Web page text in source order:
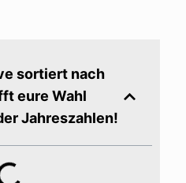
sortiert nach
eure Wahl
Jahreszahlen!